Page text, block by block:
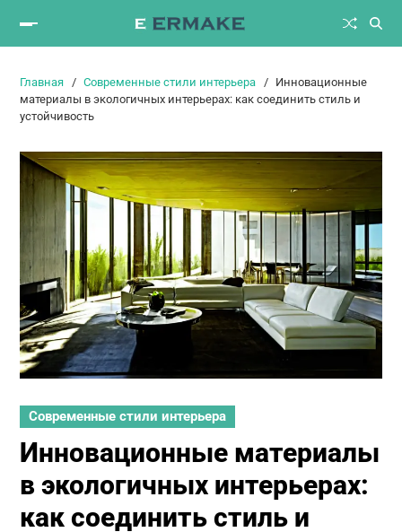
Главная Современные стили интерьера
Инновационные
материалы в экологичных интерьерах: как соединить стиль и
устойчивость
Современные стили интерьера
Инновационные материалы
в экологичных интерьерах:
как соединить стиль и